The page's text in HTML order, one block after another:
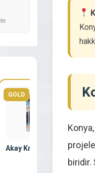
GOLD
Akay Kristal Avize İstanbul
biridir.